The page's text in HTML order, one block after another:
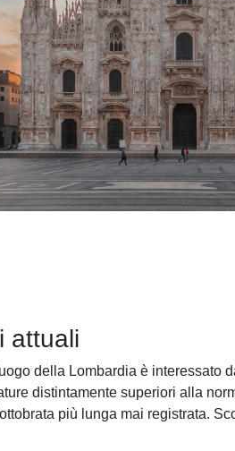
attuali
della Lombardia è interessato
distintamente superiori alla
più lunga mai registrata.